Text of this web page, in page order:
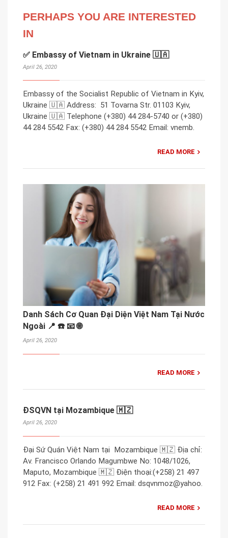
PERHAPS YOU ARE INTERESTED
IN
✅ Embassy of Vietnam in Ukraine 🇺🇦
April 26, 2020
Embassy of the Socialist Republic of Vietnam in Kyiv,
Ukraine 🇺🇦 Address: 51 Tovarna Str. 01103 Kyiv,
Ukraine 🇺🇦 Telephone (+380) 44 284-5740 or (+380)
44 284 5542 Fax: (+380) 44 284 5542 Email: vnemb.
READ MORE
Danh Sách Cơ Quan Đại Diện Việt Nam Tại Nước
Ngoài 📍 ☎️ 📧 🌐
April 26, 2020
READ MORE
ĐSQVN tại Mozambique 🇲🇿
April 26, 2020
Đại Sứ Quán Việt Nam tại Mozambique 🇲🇿 Địa chỉ:
Av. Francisco Orlando Magumbwe No: 1048/1026,
Maputo, Mozambique 🇲🇿 Điện thoại:(+258) 21 497
912 Fax: (+258) 21 491 992 Email: dsqvnmoz@yahoo.
READ MORE